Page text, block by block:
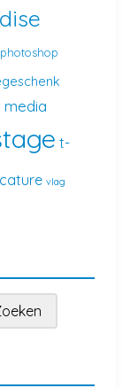
photoshop
media
t-
vlag